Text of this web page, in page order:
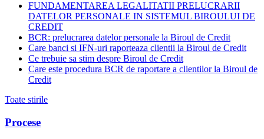
FUNDAMENTAREA LEGALITATII PRELUCRARII
DATELOR PERSONALE IN SISTEMUL BIROULUI DE
CREDIT
BCR: prelucrarea datelor personale la Biroul de Credit
Care banci si IFN-uri raporteaza clientii la Biroul de Credit
Ce trebuie sa stim despre Biroul de Credit
Care este procedura BCR de raportare a clientilor la Biroul de
Credit
Toate stirile
Procese